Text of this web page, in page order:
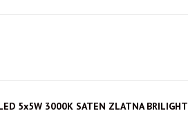
5x5W 3000K SATEN ZLATNA BRILIGHT